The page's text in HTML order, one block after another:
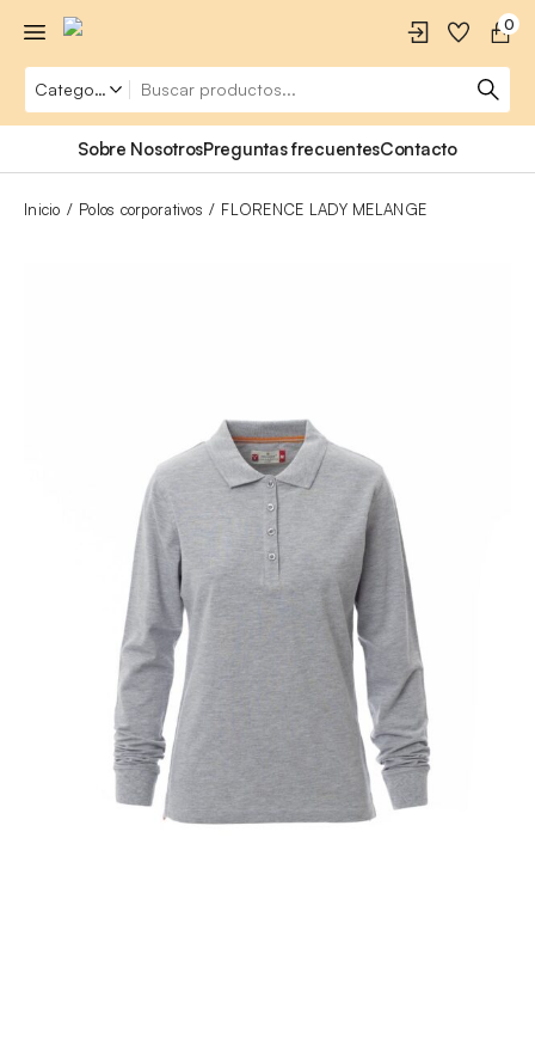
0
Sobre NosotrosPreguntas frecuentesContacto
Inicio Polos corporativos FLORENCE LADY MELANGE